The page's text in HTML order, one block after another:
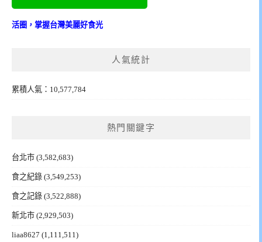
活圈，掌握台灣美麗好食光
人氣統計
累積人氣：10,577,784
熱門關鍵字
台北市 (3,582,683)
食之紀錄 (3,549,253)
食之記錄 (3,522,888)
新北市 (2,929,503)
liaa8627 (1,111,511)